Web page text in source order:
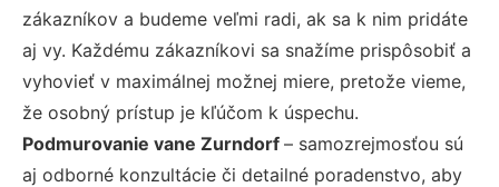
zákazníkov a budeme veľmi radi, ak sa k nim pridáte
aj vy. Každému zákazníkovi sa snažíme prispôsobiť a
vyhovieť v maximálnej možnej miere, pretože vieme,
že osobný prístup je kľúčom k úspechu.
Podmurovanie vane Zurndorf – samozrejmosťou sú
aj odborné konzultácie či detailné poradenstvo, aby